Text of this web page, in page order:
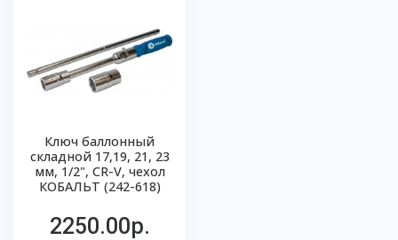
Ключ баллонный
складной 17,19, 21, 23
мм, 1/2", CR-V, чехол
КОБАЛЬТ (242-618)
2250.00р.